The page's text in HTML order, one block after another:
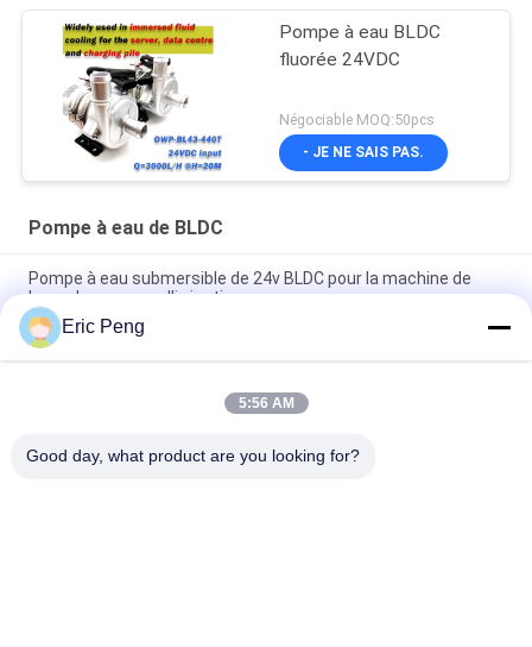
Pompe à eau BLDC
fluorée 24VDC
Négociable MOQ:50pcs
- JE NE SAIS PAS.
Pompe à eau de BLDC
Pompe à eau submersible de 24v BLDC pour la machine de
laser de paysage d'irrigation
20L à la pompe à eau de 30L M BLDC 12v avec la transmission
de force magnétique
mini BLDC pompe à eau de 7L M Compact Food Grade 12V 24V
Eric Peng
5:56 AM
Good day, what product are you looking for?